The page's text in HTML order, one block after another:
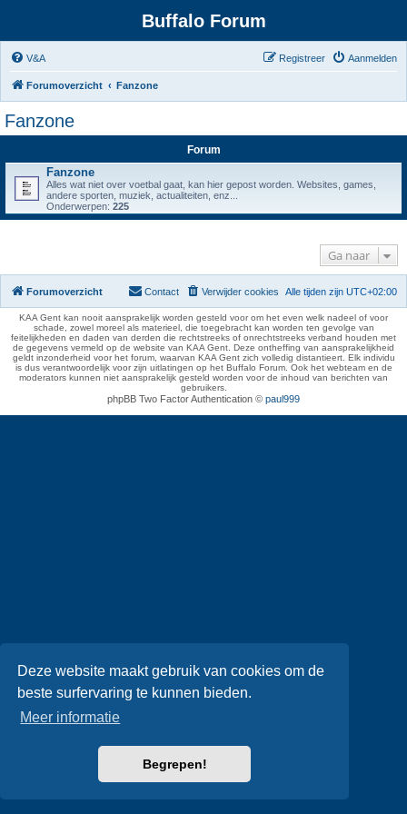
Deze website maakt gebruik van cookies om de
beste surfervaring te kunnen bieden.
Meer informatie
Begrepen!
Buffalo Forum
V&A Aanmelden
Registreer
Forumoverzicht Fanzone
Fanzone
Forum
Fanzone
Alles wat niet over voetbal gaat, kan hier gepost worden. Websites, games,
andere sporten, muziek, actualiteiten, enz...
Onderwerpen: 225
Ga naar
Forumoverzicht Alle tijden zijn UTC+02:00
Verwijder cookies
Contact
KAA Gent kan nooit aansprakelijk worden gesteld voor om het even welk nadeel of voor
schade, zowel moreel als materieel, die toegebracht kan worden ten gevolge van
feitelijkheden en daden van derden die rechtstreeks of onrechtstreeks verband houden met
de gegevens vermeld op de website van KAA Gent. Deze ontheffing van aansprakelijkheid
geldt inzonderheid voor het forum, waarvan KAA Gent zich volledig distantieert. Elk individu
is dus verantwoordelijk voor zijn uitlatingen op het Buffalo Forum. Ook het webteam en de
moderators kunnen niet aansprakelijk gesteld worden voor de inhoud van berichten van
gebruikers.
phpBB Two Factor Authentication © paul999